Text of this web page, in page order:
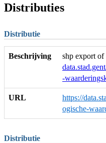
Distributies
Distributie
Beschrijving
shp export of
-
URL
https://
ogische-
Distributie